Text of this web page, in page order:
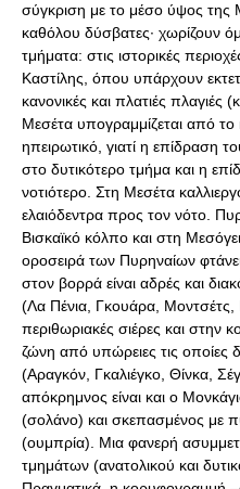
σύγκριση με το μέσο ύψος της
καθόλου δύσβατες· χωρίζουν
τμήματα: στις ιστορικές
Καστίλης, όπου υπάρχουν
κανονικές και πλατιές πλαγιές
Μεσέτα υπογραμμίζεται από το
ηπειρωτικό, γιατί η επίδραση
στο δυτικότερο τμήμα και η
νοτιότερο. Στη Μεσέτα
ελαιόδεντρα προς τον νότο.
Βισκαϊκό κόλπο και στη
οροσειρά των Πυρηναίων
στον βορρά είναι αδρές και
(Λα Πένια, Γκουάρα, Μοντσέτς,
περιθωριακές σιέρες και στην
ζώνη από υπώρειες τις οποίες
(Αραγκόν, Γκαλιέγκο, Θίνκα,
απόκρημνος είναι και ο
(σολάνο) και σκεπασμένος με
(ουμπρία). Μια φανερή
τμημάτων (ανατολικού και